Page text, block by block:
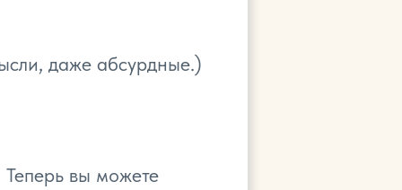
даже абсурдные.)
вы можете